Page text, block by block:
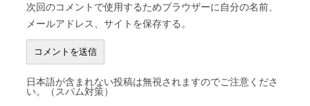
次回のコメントで使用するためブラウザーに自分の名前、
メールアドレス、サイトを保存する。
日本語が含まれない投稿は無視されますのでご注意くださ
い。（スパム対策）